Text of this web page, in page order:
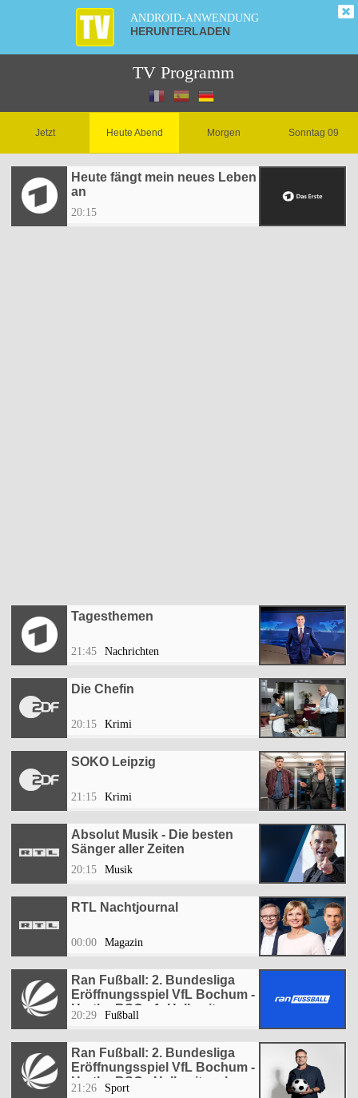
ANDROID-ANWENDUNG
HERUNTERLADEN
TV Programm
Jetzt Heute Abend Morgen Sonntag 09
Heute fängt mein neues Leben
an
20:15
Tagesthemen
21:45 Nachrichten
Die Chefin
20:15 Krimi
SOKO Leipzig
21:15 Krimi
Absolut Musik - Die besten
Sänger aller Zeiten
20:15 Musik
RTL Nachtjournal
00:00 Magazin
Ran Fußball: 2. Bundesliga
Eröffnungsspiel VfL Bochum -
Hertha BSC - 1. Halbzeit
20:29 Fußball
Ran Fußball: 2. Bundesliga
Eröffnungsspiel VfL Bochum -
Hertha BSC - Halbzeitanalyse
21:26 Sport